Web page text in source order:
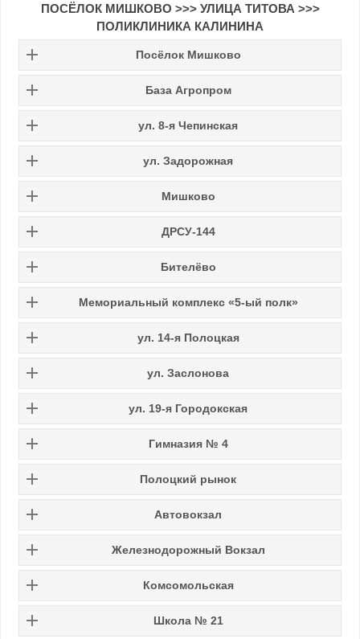
ПОСЁЛОК МИШКОВО >>>УЛИЦА ТИТОВА >>>
ПОЛИКЛИНИКА КАЛИНИНА
Посёлок Мишково
База Агропром
ул. 8-я Чепинская
ул. Задорожная
Мишково
ДРСУ-144
Бителёво
Мемориальный комплекс «5-ый полк»
ул. 14-я Полоцкая
ул. Заслонова
ул. 19-я Городокская
Гимназия № 4
Полоцкий рынок
Автовокзал
Железнодорожный Вокзал
Комсомольская
Школа № 21